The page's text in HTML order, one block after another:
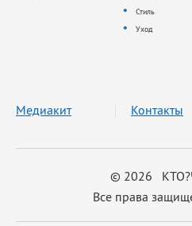
Стиль
Уход
© 2026
Все права
Медиакит Контакты